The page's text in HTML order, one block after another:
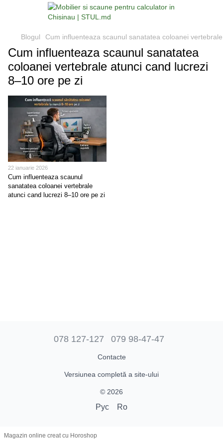
Blogul Cum influenteaza scaunul sanatatea coloanei
Cum influenteaza scaunul sanatatea
coloanei vertebrale atunci cand lucrezi
8–10 ore pe zi
22 ianuarie 2026
Cum influenteaza scaunul
sanatatea coloanei vertebrale
atunci cand lucrezi 8–10 ore pe zi
078 127-127 079 98-47-47
Contacte
Versiunea completă a site-ului
© 2026
Рус Ro
Magazin online creat cu Horoshop